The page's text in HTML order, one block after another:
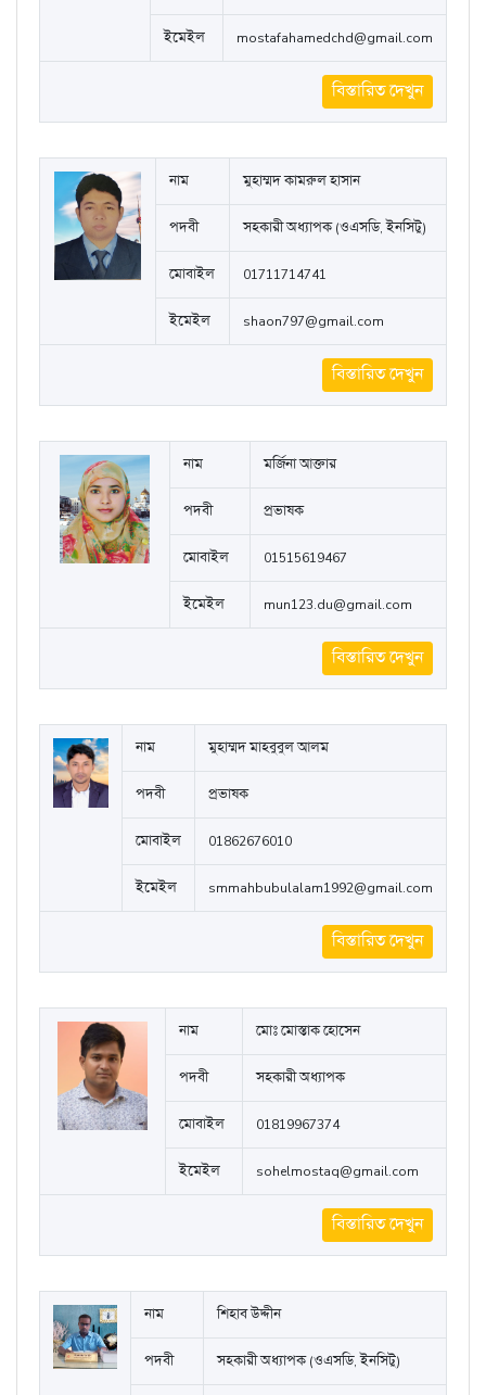
ইমেইল mostafahamedchd@gmail.com
বিস্তারিত দেখুন
নাম মুহাম্মদ কামরুল হাসান
পদবী সহকারী অধ্যাপক (ওএসডি, ইনসিটু)
মোবাইল 01711714741
ইমেইল shaon797@gmail.com
বিস্তারিত দেখুন
নাম মর্জিনা আক্তার
পদবী প্রভাষক
মোবাইল 01515619467
ইমেইল mun123.du@gmail.com
বিস্তারিত দেখুন
নাম মুহাম্মদ মাহবুবুল আলম
পদবী প্রভাষক
মোবাইল 01862676010
ইমেইল smmahbubulalam1992@gmail.com
বিস্তারিত দেখুন
নাম মোঃ মোস্তাক হোসেন
পদবী সহকারী অধ্যাপক
মোবাইল 01819967374
ইমেইল sohelmostaq@gmail.com
বিস্তারিত দেখুন
নাম শিহাব উদ্দীন
পদবী সহকারী অধ্যাপক (ওএসডি, ইনসিটু)